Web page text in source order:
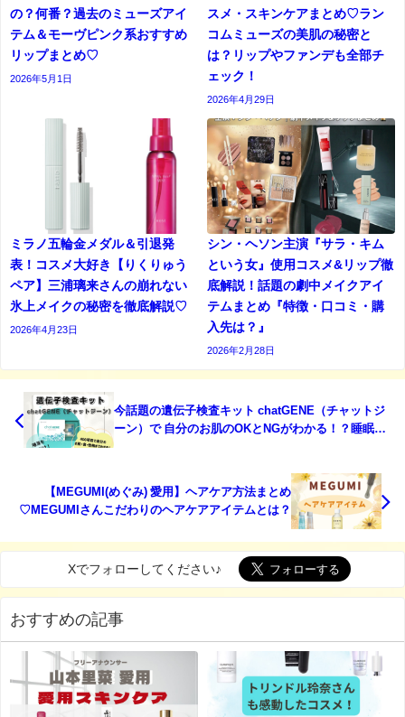
の？何番？過去のミューズアイ
テム＆モーヴピンク系おすすめ
リップまとめ♡
2026年5月1日
スメ・スキンケアまとめ♡ラン
コムミューズの美肌の秘密と
は？リップやファンデも全部チ
ェック！
2026年4月29日
ミラノ五輪金メダル＆引退発
表！コスメ大好き【りくりゅう
ペア】三浦璃来さんの崩れない
氷上メイクの秘密を徹底解説♡
2026年4月23日
シン・ヘソン主演『サラ・キム
という女』使用コスメ&リップ徹
底解説！話題の劇中メイクアイ
テムまとめ『特徴・口コミ・購
入先は？』
2026年2月28日
今話題の遺伝子検査キット chatGENE（チャットジ
ーン）で 自分のお肌のOKとNGがわかる！？睡眠・
【MEGUMI(めぐみ) 愛用】ヘアケア方法まとめ
♡MEGUMIさんこだわりのヘアケアアイテムとは？
Xでフォローしてください♪
おすすめの記事